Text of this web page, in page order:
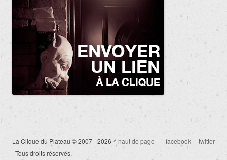
La Clique du Plateau © 2007 - 2026
| Tous droits réservés.
^ haut de page facebook | twitter